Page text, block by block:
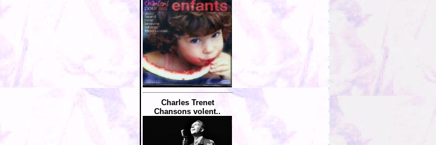
Charles Trenet
Chansons volent..